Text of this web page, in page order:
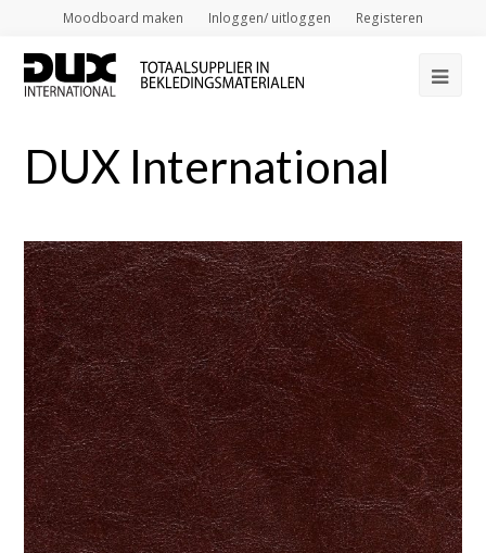
Moodboard maken Inloggen/ uitloggen Registeren
DUX International